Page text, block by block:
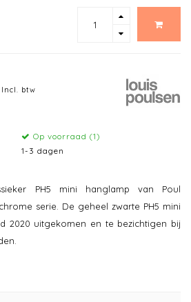
Incl. btw
Op voorraad (1)
1-3 dagen
PH5 mini hanglamp van Poul
serie. De geheel zwarte PH5 mini
2020 uitgekomen en te bezichtigen bij